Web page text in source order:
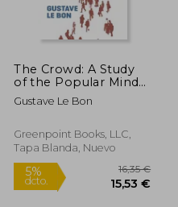
5%
The Crowd: A Study
of the Popular Mind
and Mass Formation
(en Inglés)
Gustave Le Bon
Greenpoint Books, LLC,
Tapa Blanda, Nuevo